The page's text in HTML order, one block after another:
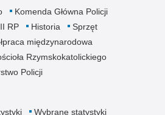
Komenda Główna Policji
RP Historia
Sprzęt
międzynarodowa
Rzymskokatolickiego
Policji
Wybrane statystyki